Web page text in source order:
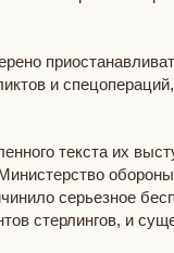
и
текста их
серьезное
стерлингов, и